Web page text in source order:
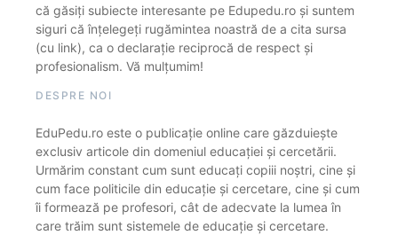
că găsiți subiecte interesante pe Edupedu.ro și suntem
siguri că înțelegeți rugămintea noastră de a cita sursa
(cu link), ca o declarație reciprocă de respect și
profesionalism. Vă mulțumim!
DESPRE NOI
EduPedu.ro este o publicație online care găzduiește
exclusiv articole din domeniul educației și cercetării.
Urmărim constant cum sunt educați copiii noștri, cine și
cum face politicile din educație și cercetare, cine și cum
îi formează pe profesori, cât de adecvate la lumea în
care trăim sunt sistemele de educație și cercetare.